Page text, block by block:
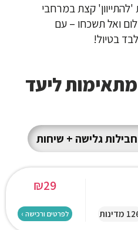
קצת במרחבי
ואל תשכחו –עם
חבילות גלישה + שיחות
מדינות
₪29
לפרטים ורכישה ›